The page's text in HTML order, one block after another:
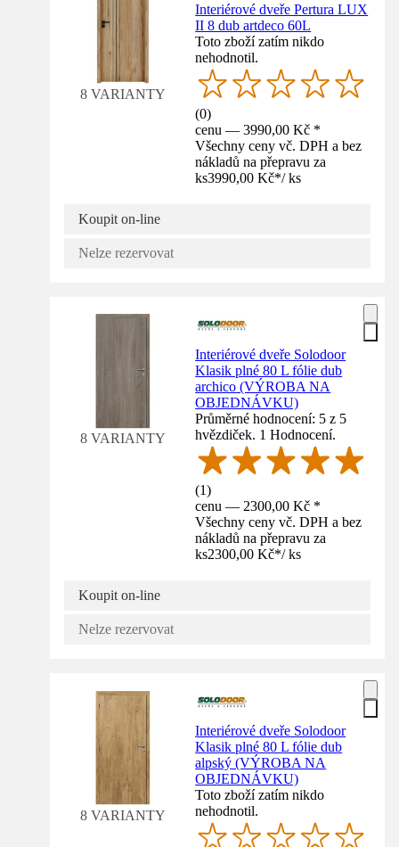
8 VARIANTY
Interiérové dveře Pertura LUX
II 8 dub artdeco 60L
Toto zboží zatím nikdo
nehodnotil.
(0)
cenu — 3990,00 Kč *
Všechny ceny vč. DPH a bez
nákladů na přepravu za
ks3990,00 Kč*/ ks
Koupit on-line
Nelze rezervovat
8 VARIANTY
Interiérové dveře Solodoor
Klasik plné 80 L fólie dub
archico (VÝROBA NA
OBJEDNÁVKU)
Průměrné hodnocení: 5 z 5
hvězdiček. 1 Hodnocení.
(1)
cenu — 2300,00 Kč *
Všechny ceny vč. DPH a bez
nákladů na přepravu za
ks2300,00 Kč*/ ks
Koupit on-line
Nelze rezervovat
8 VARIANTY
Interiérové dveře Solodoor
Klasik plné 80 L fólie dub
alpský (VÝROBA NA
OBJEDNÁVKU)
Toto zboží zatím nikdo
nehodnotil.